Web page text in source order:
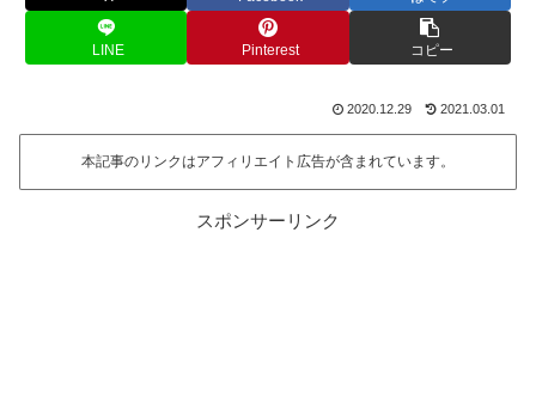
LINE Pinterest コピー
2020.12.29 2021.03.01
本記事のリンクはアフィリエイト広告が含まれています。
スポンサーリンク